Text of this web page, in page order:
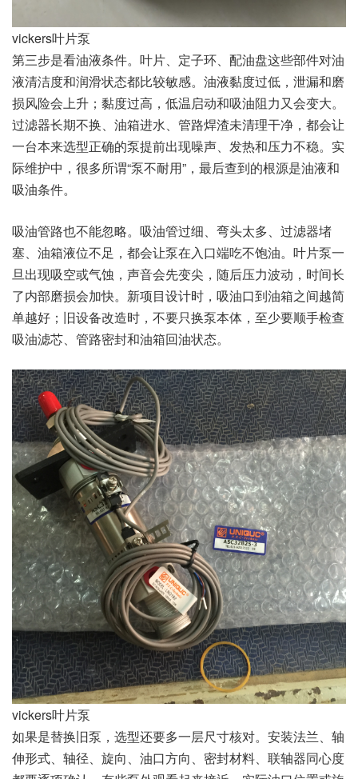
vickers叶片泵
第三步是看油液条件。叶片、定子环、配油盘这些部件对油
液清洁度和润滑状态都比较敏感。油液黏度过低，泄漏和磨
损风险会上升；黏度过高，低温启动和吸油阻力又会变大。
过滤器长期不换、油箱进水、管路焊渣未清理干净，都会让
一台本来选型正确的泵提前出现噪声、发热和压力不稳。实
际维护中，很多所谓“泵不耐用”，最后查到的根源是油液和
吸油条件。
吸油管路也不能忽略。吸油管过细、弯头太多、过滤器堵
塞、油箱液位不足，都会让泵在入口端吃不饱油。叶片泵一
旦出现吸空或气蚀，声音会先变尖，随后压力波动，时间长
了内部磨损会加快。新项目设计时，吸油口到油箱之间越简
单越好；旧设备改造时，不要只换泵本体，至少要顺手检查
吸油滤芯、管路密封和油箱回油状态。
vickers叶片泵
如果是替换旧泵，选型还要多一层尺寸核对。安装法兰、轴
伸形式、轴径、旋向、油口方向、密封材料、联轴器同心度